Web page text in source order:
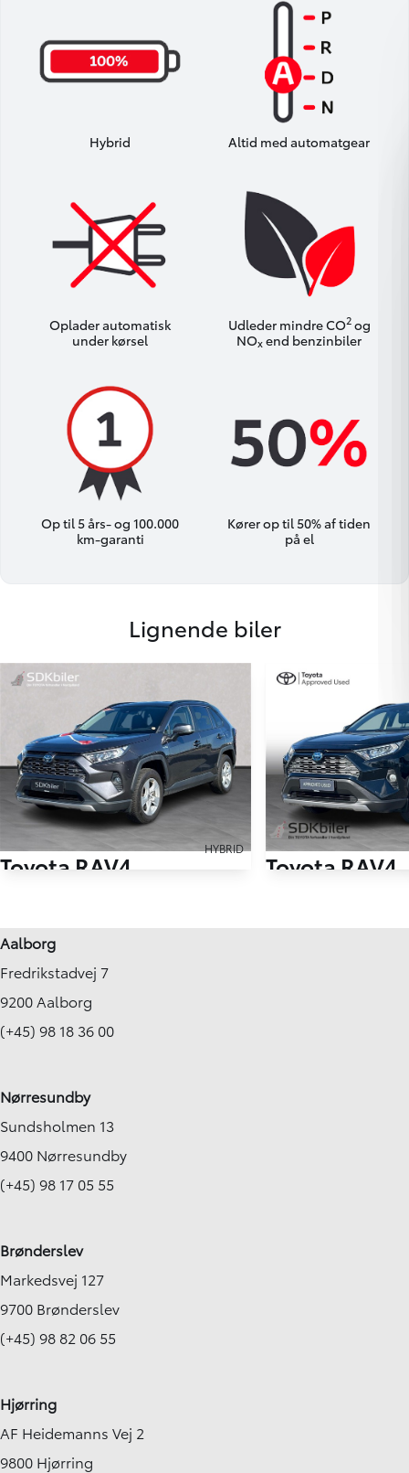
Hybrid Altid med automatgear
Oplader automatisk
under kørsel
Udleder mindre CO2og
NOxend benzinbiler
Op til 5 års- og 100.000
km-garanti
Kører op til 50% af tiden
på el
Lignende biler
HYBRID
Toyota RAV4
2020
Hybrid (Benzin / El)
KONTANT
FINANSIERING
Toyota RAV4
Aalborg
Fredrikstadvej 7
9200 Aalborg
(+45) 98 18 36 00
Nørresundby
Sundsholmen 13
9400 Nørresundby
(+45) 98 17 05 55
Brønderslev
Markedsvej 127
9700 Brønderslev
(+45) 98 82 06 55
Hjørring
AF Heidemanns Vej 2
9800 Hjørring